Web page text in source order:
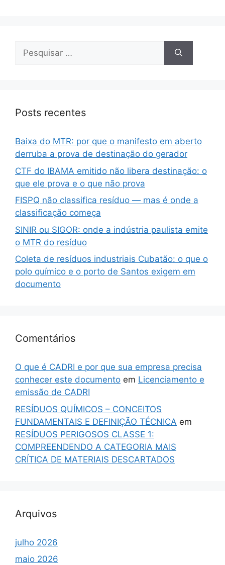
Posts recentes
Baixa do MTR: por que o manifesto em aberto
derruba a prova de destinação do gerador
CTF do IBAMA emitido não libera destinação: o
que ele prova e o que não prova
FISPQ não classifica resíduo — mas é onde a
classificação começa
SINIR ou SIGOR: onde a indústria paulista emite
o MTR do resíduo
Coleta de resíduos industriais Cubatão: o que o
polo químico e o porto de Santos exigem em
documento
Comentários
O que é CADRI e por que sua empresa precisa
conhecer este documento em Licenciamento e
emissão de CADRI
RESÍDUOS QUÍMICOS – CONCEITOS
FUNDAMENTAIS E DEFINIÇÃO TÉCNICA em
RESÍDUOS PERIGOSOS CLASSE 1:
COMPREENDENDO A CATEGORIA MAIS
CRÍTICA DE MATERIAIS DESCARTADOS
Arquivos
julho 2026
maio 2026